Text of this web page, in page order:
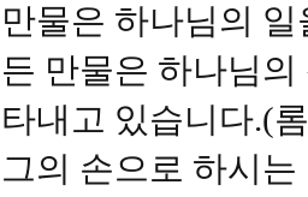
만물은 하나님의
든 만물은 하나님
타내고 있습니다.(
그의 손으로 하시